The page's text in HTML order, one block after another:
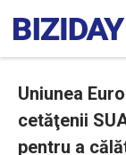
Uniunea
cetăţenii
pentru a